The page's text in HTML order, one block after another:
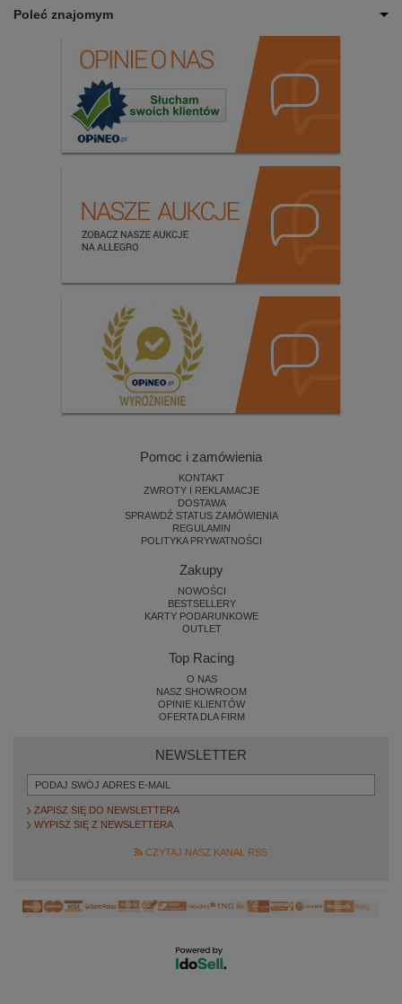
Poleć znajomym
Pomoc i zamówienia
KONTAKT
ZWROTY I REKLAMACJE
DOSTAWA
SPRAWDŹ STATUS ZAMÓWIENIA
REGULAMIN
POLITYKA PRYWATNOŚCI
Zakupy
NOWOŚCI
BESTSELLERY
KARTY PODARUNKOWE
OUTLET
Top Racing
O NAS
NASZ SHOWROOM
OPINIE KLIENTÓW
OFERTA DLA FIRM
NEWSLETTER
ZAPISZ SIĘ DO NEWSLETTERA
WYPISZ SIĘ Z NEWSLETTERA
CZYTAJ NASZ KANAŁ RSS